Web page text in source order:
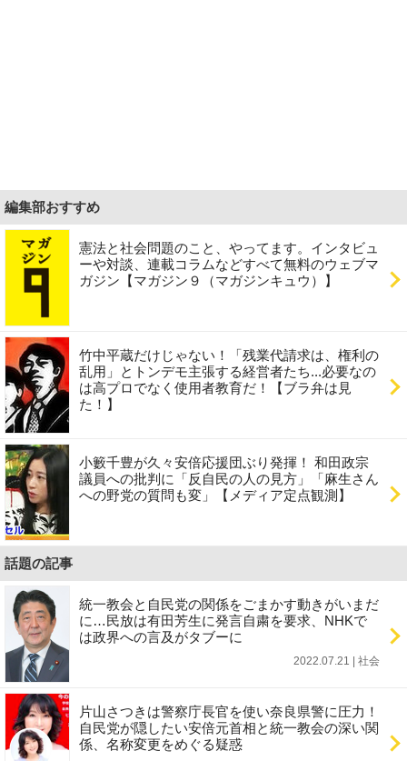
編集部おすすめ
憲法と社会問題のこと、やってます。インタビュ
ーや対談、連載コラムなどすべて無料のウェブマ
ガジン【マガジン９（マガジンキュウ）】
竹中平蔵だけじゃない！「残業代請求は、権利の
乱用」とトンデモ主張する経営者たち...必要なの
は高プロでなく使用者教育だ！【ブラ弁は見
た！】
小籔千豊が久々安倍応援団ぶり発揮！ 和田政宗
議員への批判に「反自民の人の見方」「麻生さん
への野党の質問も変」【メディア定点観測】
話題の記事
統一教会と自民党の関係をごまかす動きがいまだ
に…民放は有田芳生に発言自粛を要求、NHKで
は政界への言及がタブーに
2022.07.21 | 社会
片山さつきは警察庁長官を使い奈良県警に圧力！
自民党が隠したい安倍元首相と統一教会の深い関
係、名称変更をめぐる疑惑